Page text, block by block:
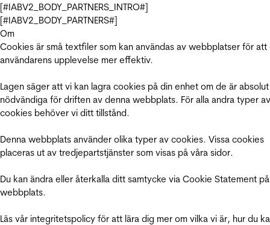
[#IABV2_BODY_PARTNERS_INTRO#]
[#IABV2_BODY_PARTNERS#]
Om
Cookies är små textfiler som kan användas av webbplatser för att
användarens upplevelse mer effektiv.
Lagen säger att vi kan lagra cookies på din enhet om de är absolut
nödvändiga för driften av denna webbplats. För alla andra typer av
cookies behöver vi ditt tillstånd.
Denna webbplats använder olika typer av cookies. Vissa cookies
placeras ut av tredjepartstjänster som visas på våra sidor.
Du kan ändra eller återkalla ditt samtycke via Cookie Statement
webbplats.
Läs vår integritetspolicy för att lära dig mer om vilka vi är, hur du